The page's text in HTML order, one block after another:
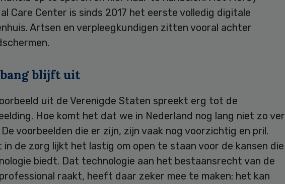
Care Center is sinds 2017 het eerste volledig digitale
Artsen en verpleegkundigen zitten vooral achter
blijft uit
uit de Verenigde Staten spreekt erg tot de
Hoe komt het dat we in Nederland nog lang niet zo ver
voorbeelden die er zijn, zijn vaak nog voorzichtig en pril.
de zorg lijkt het lastig om open te staan voor de kansen die
biedt. Dat technologie aan het bestaansrecht van de
raakt, heeft daar zeker mee te maken: het kan